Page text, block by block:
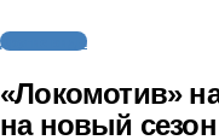
Другие виды
«Локомотив»
на новый сезон